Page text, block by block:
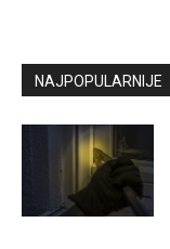
NAJPOPULARNIJE